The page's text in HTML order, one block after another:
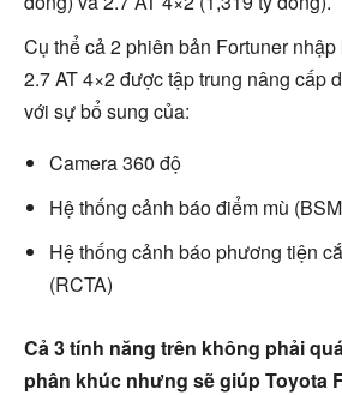
Cụ thể cả 2 phiên bản Fortuner
2.7 AT 4×2 được tập trung nâng cấp
với sự bổ sung của:
Camera 360 độ
Hệ thống cảnh báo điểm mù
Hệ thống cảnh báo phương tiện
(RCTA)
Cả 3 tính năng trên không phải
phân khúc nhưng sẽ giúp Toyota